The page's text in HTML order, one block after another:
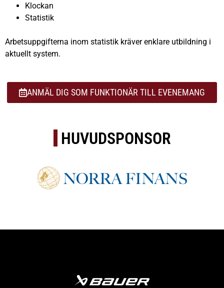
Klockan
Statistik
Arbetsuppgifterna inom statistik kräver enklare utbildning i
aktuellt system.
ANMÄL DIG SOM FUNKTIONÄR TILL EVENEMANG
HUVUDSPONSOR